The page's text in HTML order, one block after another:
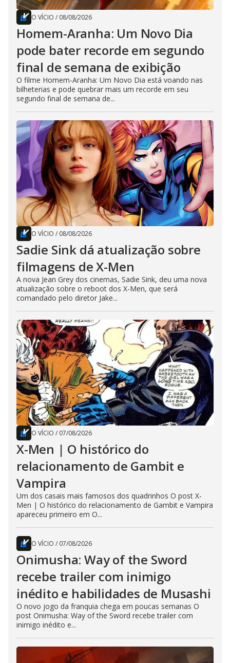
O VÍCIO / 08/08/2026
Homem-Aranha: Um Novo Dia
pode bater recorde em segundo
final de semana de exibição
O filme Homem-Aranha: Um Novo Dia está voando nas
bilheterias e pode quebrar mais um recorde em seu
segundo final de semana de...
O VÍCIO / 08/08/2026
Sadie Sink dá atualização sobre
filmagens de X-Men
A nova Jean Grey dos cinemas, Sadie Sink, deu uma nova
atualização sobre o reboot dos X-Men, que será
comandado pelo diretor Jake...
O VÍCIO / 07/08/2026
X-Men | O histórico do
relacionamento de Gambit e
Vampira
Um dos casais mais famosos dos quadrinhos O post X-
Men | O histórico do relacionamento de Gambit e Vampira
apareceu primeiro em O...
O VÍCIO / 07/08/2026
Onimusha: Way of the Sword
recebe trailer com inimigo
inédito e habilidades de Musashi
O novo jogo da franquia chega em poucas semanas O
post Onimusha: Way of the Sword recebe trailer com
inimigo inédito e...